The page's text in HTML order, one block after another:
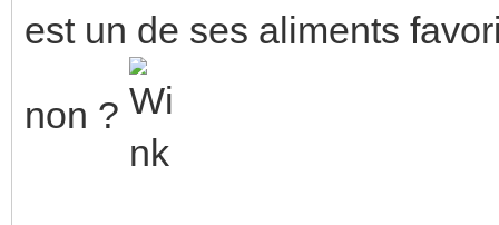
est un de ses aliments
non ?